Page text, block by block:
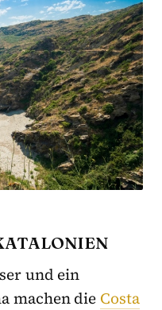
und ein
machen die Costa